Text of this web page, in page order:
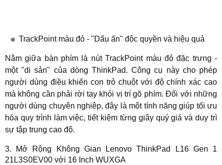
TrackPoint màu đỏ - "Dấu ấn" độc quyền và hiệu quả
Nằm giữa bàn phím là nút TrackPoint màu đỏ đặc trưng -
một "di sản" của dòng ThinkPad. Công cụ này cho phép
người dùng điều khiển con trỏ chuột với độ chính xác cao
mà không cần phải rời tay khỏi vị trí gõ phím. Đối với những
người dùng chuyên nghiệp, đây là một tính năng giúp tối ưu
hóa quy trình làm việc, tiết kiệm từng giây quý giá và duy trì
sự tập trung cao độ.
3. Mở Rộng Không Gian Lenovo ThinkPad L16 Gen 1
21L3S0EV00 với 16 Inch WUXGA